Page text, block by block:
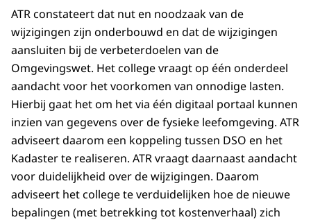
ATR constateert dat nut en noodzaak van de
wijzigingen zijn onderbouwd en dat de wijzigingen
aansluiten bij de verbeterdoelen van de
Omgevingswet. Het college vraagt op één onderdeel
aandacht voor het voorkomen van onnodige lasten.
Hierbij gaat het om het via één digitaal portaal kunnen
inzien van gegevens over de fysieke leefomgeving. ATR
adviseert daarom een koppeling tussen DSO en het
Kadaster te realiseren. ATR vraagt daarnaast aandacht
voor duidelijkheid over de wijzigingen. Daarom
adviseert het college te verduidelijken hoe de nieuwe
bepalingen (met betrekking tot kostenverhaal) zich